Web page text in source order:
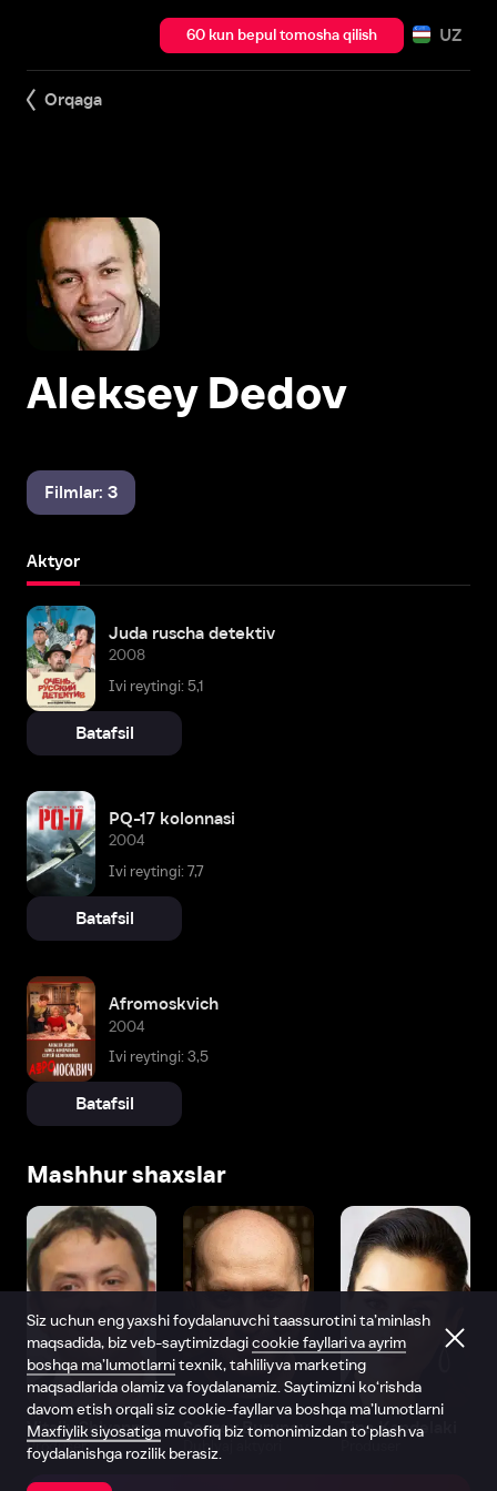
60 kun bepul tomosha qilish UZ
Orqaga
Aleksey Dedov
Filmlar: 3
Aktyor
Juda ruscha detektiv
2008
Ivi reytingi: 5,1
Batafsil
PQ-17 kolonnasi
2004
Ivi reytingi: 7,7
Batafsil
Afromoskvich
2004
Ivi reytingi: 3,5
Batafsil
Mashhur shaxslar
Vitaliy Shlyappo
Produser
Sergey Burunov
Dublyaj aktyori
Tina Kandelaki
Produser
Siz uchun eng yaxshi foydalanuvchi taassurotini ta’minlash
maqsadida, biz veb-saytimizdagicookie fayllari va ayrim
boshqa ma’lumotlarnitexnik, tahliliy va marketing
maqsadlarida olamiz va foydalanamiz. Saytimizni ko‘rishda
davom etish orqali siz cookie-fayllar va boshqa ma’lumotlarni
Maxfiylik siyosatiga muvofiq biz tomonimizdan to‘plash va
foydalanishga rozilik berasiz.